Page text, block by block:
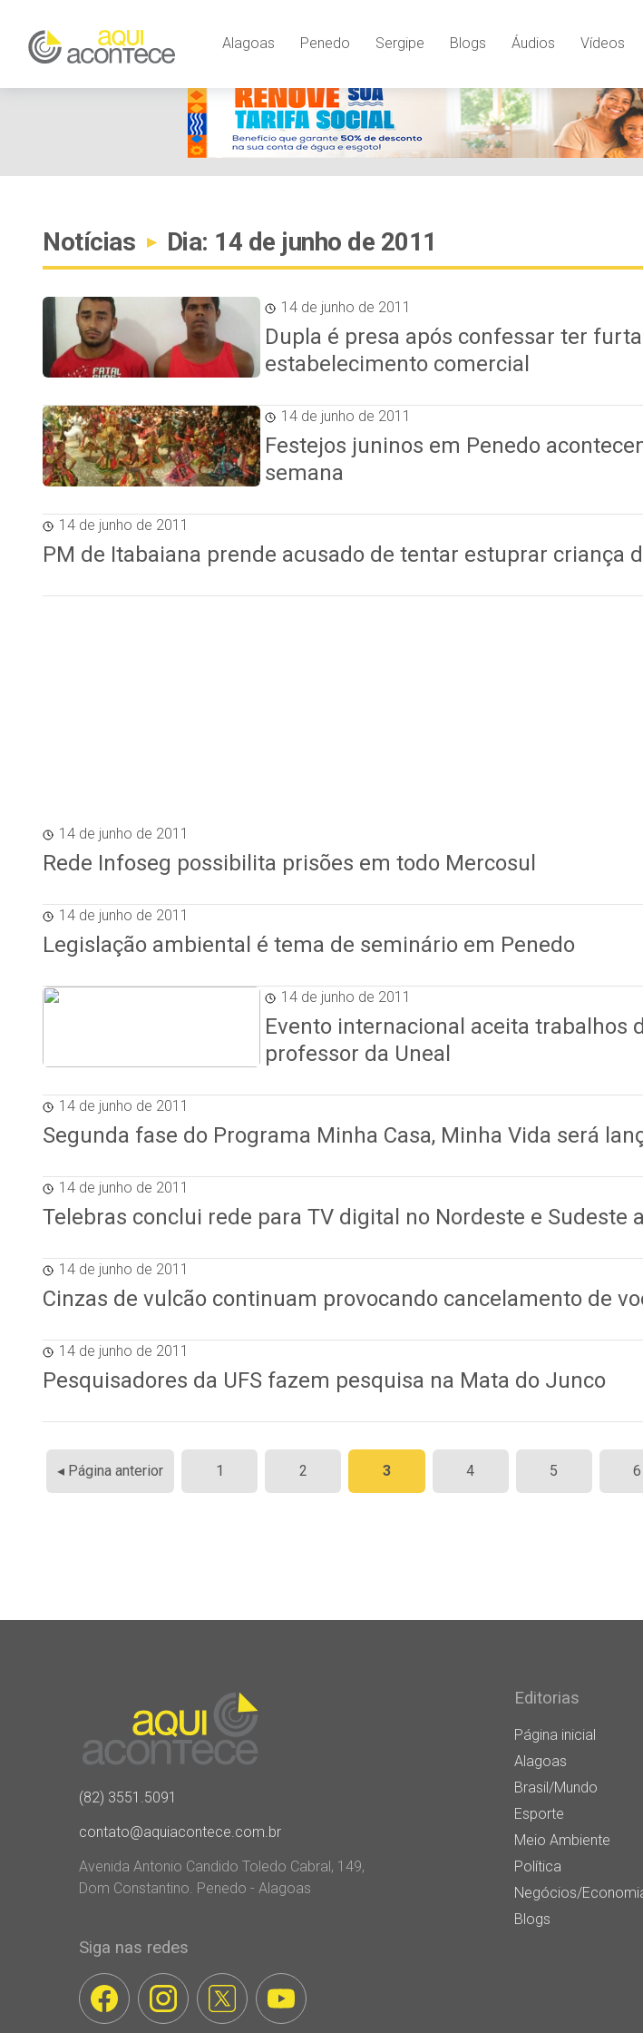
Alagoas Penedo Sergipe Blogs Áudios Vídeos
Notícias ▸ Dia: 14 de junho de 2011
14 de junho de 2011
Dupla é presa após confessar ter
estabelecimento comercial
14 de junho de 2011
Festejos juninos em Penedo
semana
14 de junho de 2011
PM de Itabaiana prende acusado de tentar estuprar criança
14 de junho de 2011
Rede Infoseg possibilita prisões em todo Mercosul
14 de junho de 2011
Legislação ambiental é tema de seminário em Penedo
14 de junho de 2011
Evento internacional aceita trabalhos
professor da Uneal
14 de junho de 2011
Segunda fase do Programa Minha Casa, Minha Vida será
14 de junho de 2011
Telebras conclui rede para TV digital no Nordeste e Sudeste
14 de junho de 2011
Cinzas de vulcão continuam provocando cancelamento de
14 de junho de 2011
Pesquisadores da UFS fazem pesquisa na Mata do Junco
Paginação
de
◂ Página anterior 1 2 3 4 5 6
(82) 3551.5091
contato@aquiacontece.com.br
Avenida Antonio Candido Toledo Cabral, 149,
Dom Constantino. Penedo - Alagoas
Siga nas redes
Editorias
Página inicial
Alagoas
Brasil/Mundo
Esporte
Meio Ambiente
Política
Negócios/
Blogs